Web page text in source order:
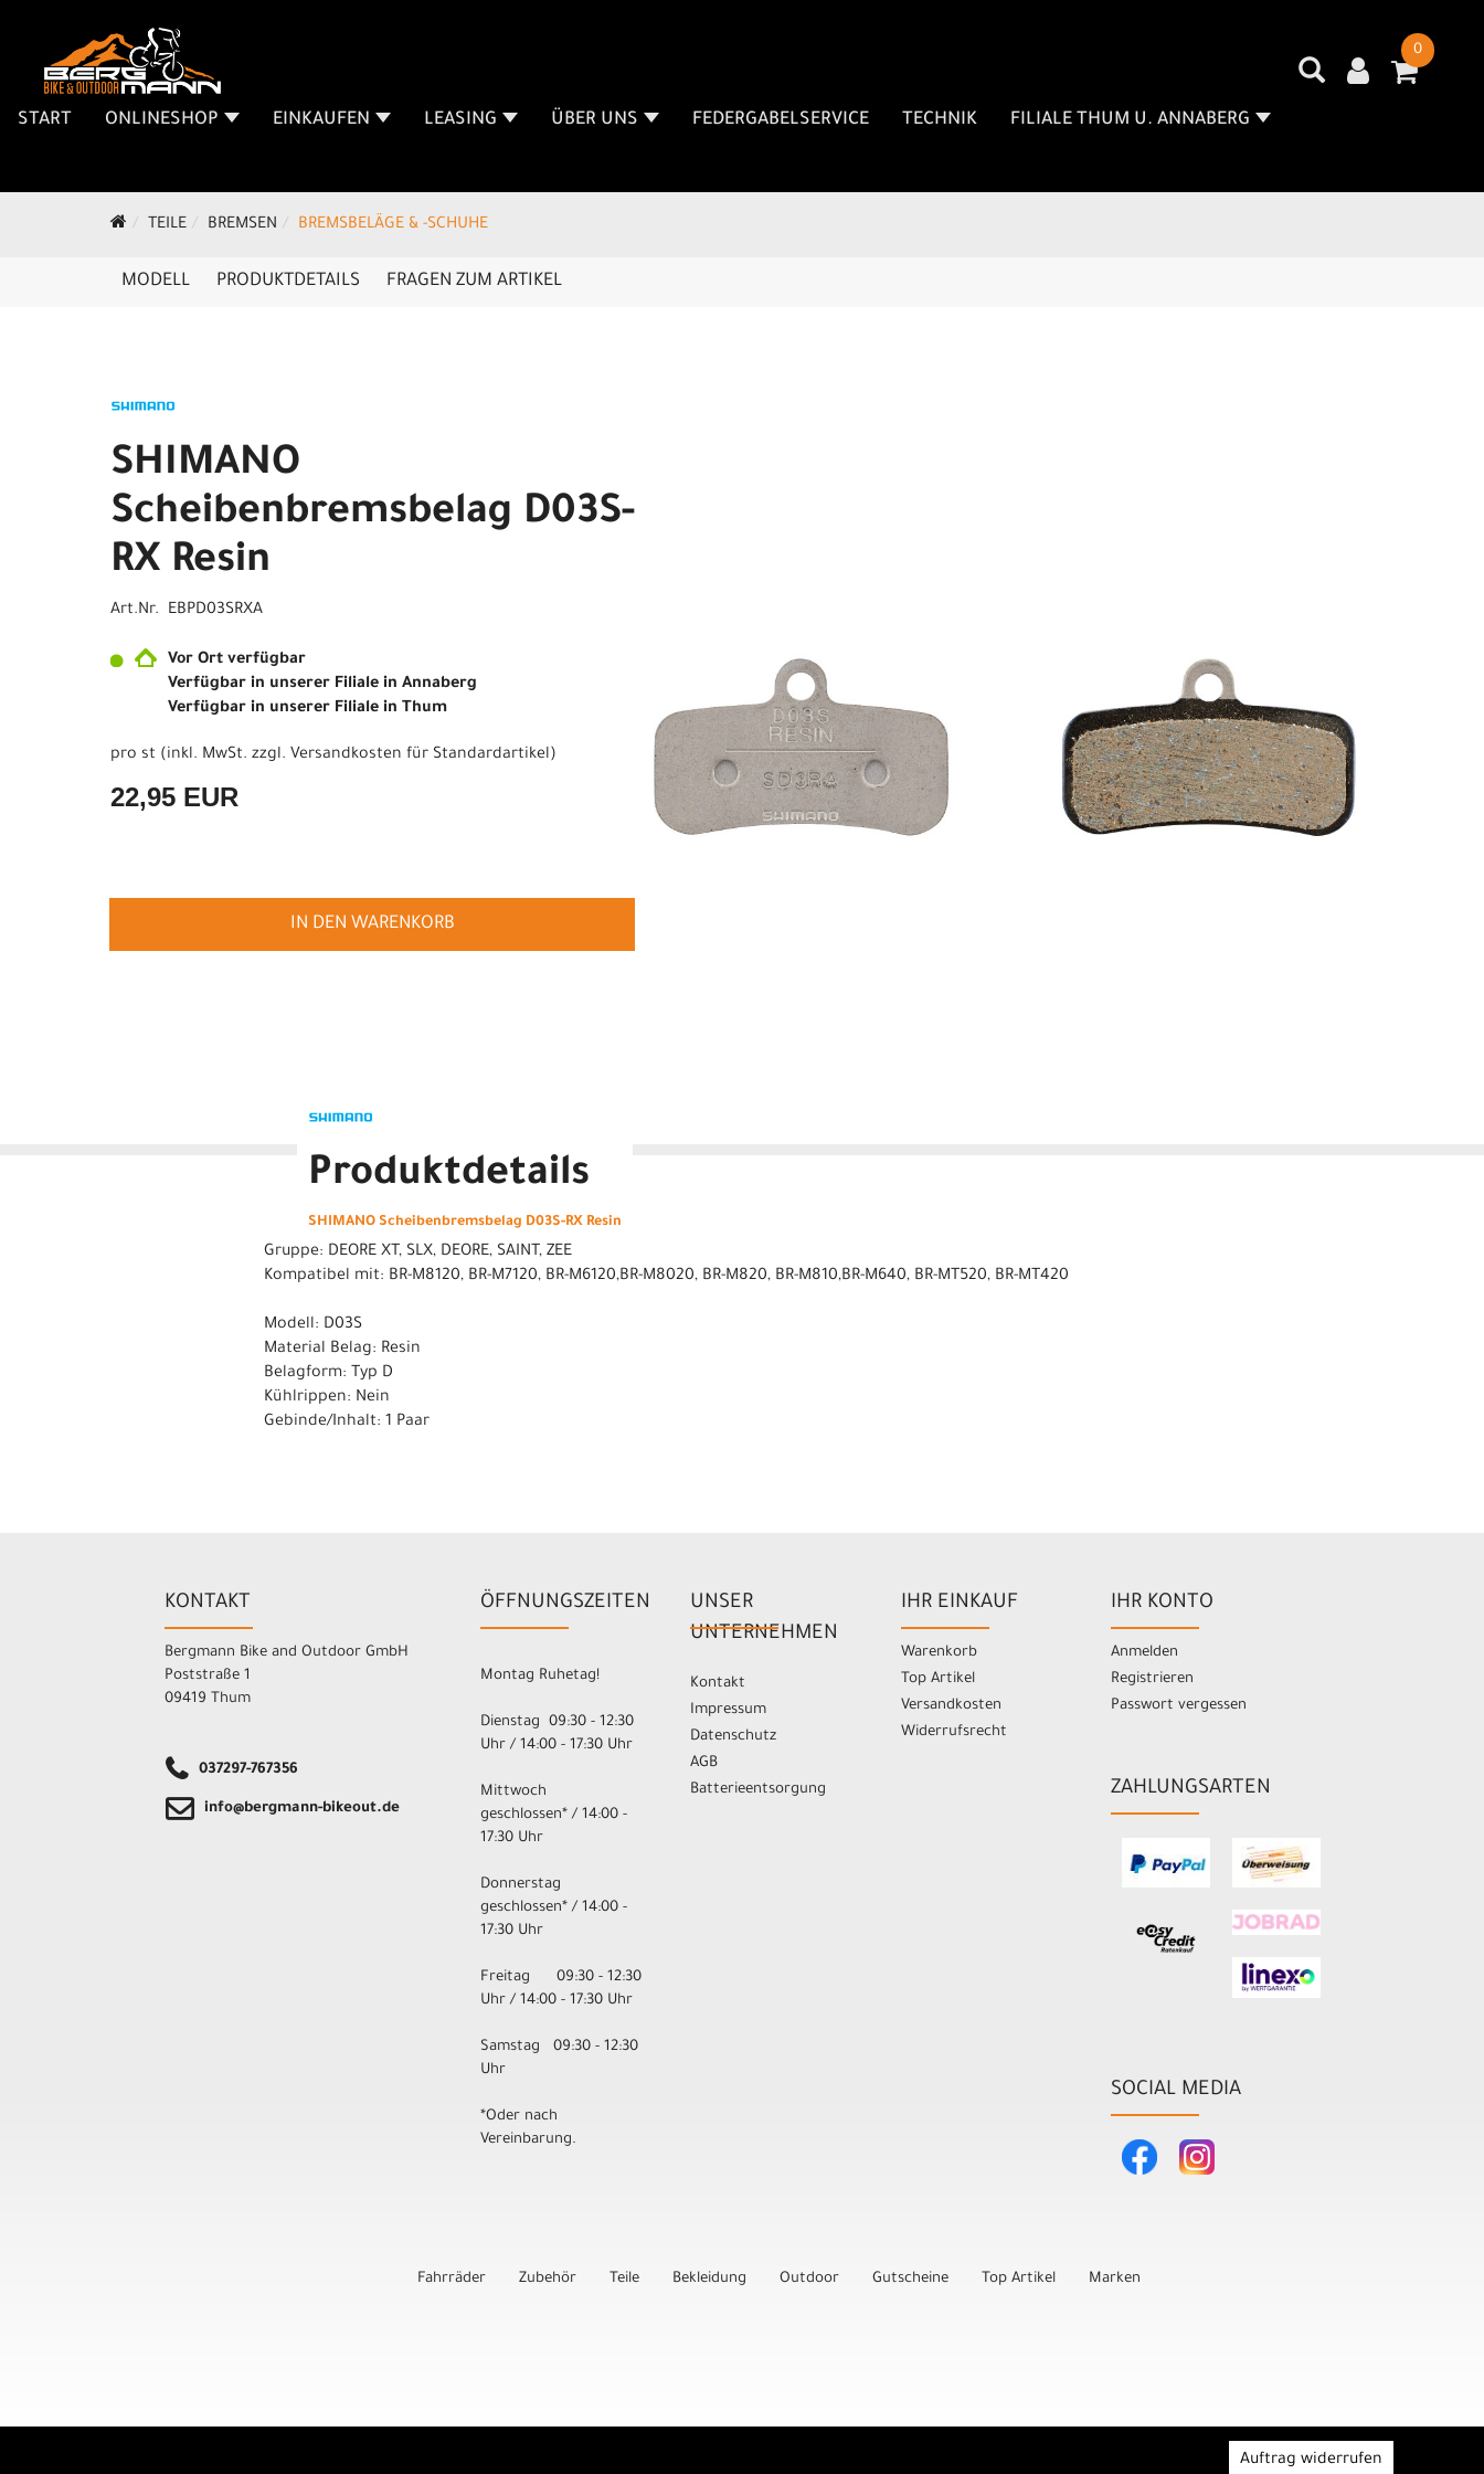
0
START ONLINESHOP EINKAUFEN LEASING ÜBER UNS FEDERGABELSERVICE TECHNIK FILIALE THUM U. ANNABERG
TEILE BREMSEN BREMSBELÄGE & -SCHUHE
MODELL PRODUKTDETAILS FRAGEN ZUM ARTIKEL
SHIMANO
Scheibenbremsbelag D03S-
RX Resin
Art.Nr. EBPD03SRXA
Vor Ort verfügbar
Verfügbar in unserer Filiale in Annaberg
Verfügbar in unserer Filiale in Thum
pro st (inkl. MwSt. zzgl. Versandkosten für Standardartikel)
22,95 EUR
IN DEN WARENKORB
Produktdetails
SHIMANO Scheibenbremsbelag D03S-RX Resin
Gruppe: DEORE XT, SLX, DEORE, SAINT, ZEE
Kompatibel mit: BR-M8120, BR-M7120, BR-M6120,BR-M8020, BR-M820, BR-M810,BR-M640, BR-MT520, BR-MT420
Modell: D03S
Material Belag: Resin
Belagform: Typ D
Kühlrippen: Nein
Gebinde/Inhalt: 1 Paar
KONTAKT
Bergmann Bike and Outdoor GmbH
Poststraße 1
09419 Thum
037297-767356
info@bergmann-bikeout.de
ÖFFNUNGSZEITEN
Montag Ruhetag!
Dienstag 09:30 - 12:30
Uhr / 14:00 - 17:30 Uhr
Mittwoch
geschlossen* / 14:00 -
17:30 Uhr
Donnerstag
geschlossen* / 14:00 -
17:30 Uhr
Freitag 09:30 - 12:30
Uhr / 14:00 - 17:30 Uhr
Samstag 09:30 - 12:30
Uhr
*Oder nach
Vereinbarung.
UNSER
UNTERNEHMEN
Kontakt
Impressum
Datenschutz
AGB
Batterieentsorgung
IHR EINKAUF
Warenkorb
Top Artikel
Versandkosten
Widerrufsrecht
IHR KONTO
Anmelden
Registrieren
Passwort vergessen
ZAHLUNGSARTEN
SOCIAL MEDIA
Fahrräder Zubehör Teile Bekleidung Outdoor Gutscheine Top Artikel Marken
Auftrag widerrufen